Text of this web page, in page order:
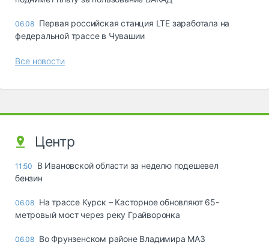
06.08 Первая российская станция LTE заработала на
федеральной трассе в Чувашии
Все новости
Центр
11:50
В Ивановской области за неделю подешевел
бензин
06.08 На трассе Курск – Касторное обновляют 65-
метровый мост через реку Грайворонка
06.08 Во Фрунзенском районе Владимира МАЗ